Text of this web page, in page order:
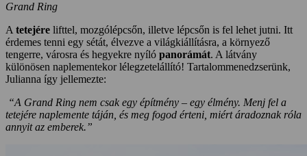
Grand Ring
A tetejére lifttel, mozgólépcsőn, illetve lépcsőn is fel lehet jutni. Itt
érdemes tenni egy sétát, élvezve a világkiállításra, a környező
tengerre, városra és hegyekre nyíló panorámát. A látvány
különösen naplementekor lélegzetelállító! Tartalommenedzserünk,
Julianna így jellemezte:
“A Grand Ring nem csak egy építmény – egy élmény. Menj fel a
tetejére naplemente táján, és meg fogod érteni, miért áradoznak róla
annyit az emberek.”